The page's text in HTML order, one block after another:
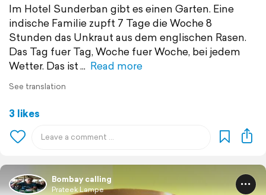
Im Hotel Sunderban gibt es einen Garten. Eine
indische Familie zupft 7 Tage die Woche 8
Stunden das Unkraut aus dem englischen Rasen.
Das Tag fuer Tag, Woche fuer Woche, bei jedem
Wetter. Das ist
Read more
See translation
3 likes
Bombay calling
Prateek Lampe